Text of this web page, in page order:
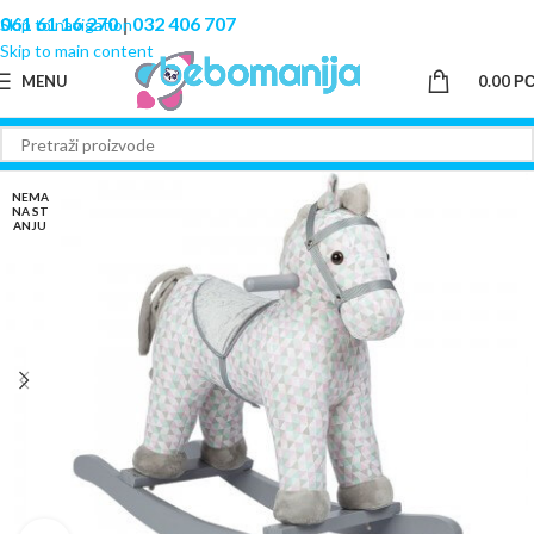
Skip to navigation
Skip to main content
061 61 16 270|032 406 707
MENU 0.00
NEMA
NA ST
ANJU